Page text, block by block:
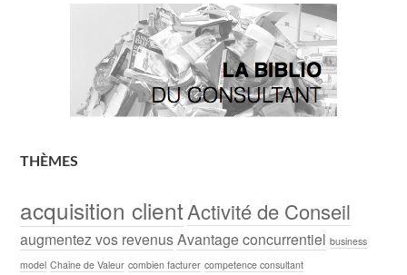
THÈMES
acquisition clientActivité de Conseil
augmentez vos revenusAvantage concurrentiel business
model Chaine de Valeur combien facturer competence consultant